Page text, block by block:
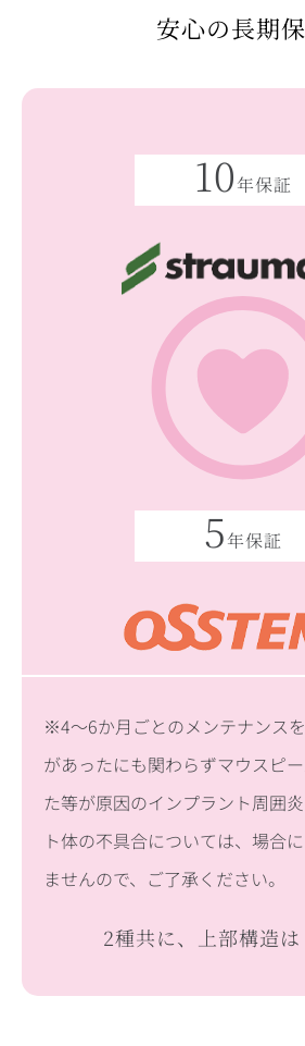
安心の長期
10年保証
5年保証
※4～6か月ごとのメンテナンス
があったにも関わらずマウスピ
た等が原因のインプラント周囲
ト体の不具合については、場合
ませんので、ご了承ください。
2種共に、上部構造